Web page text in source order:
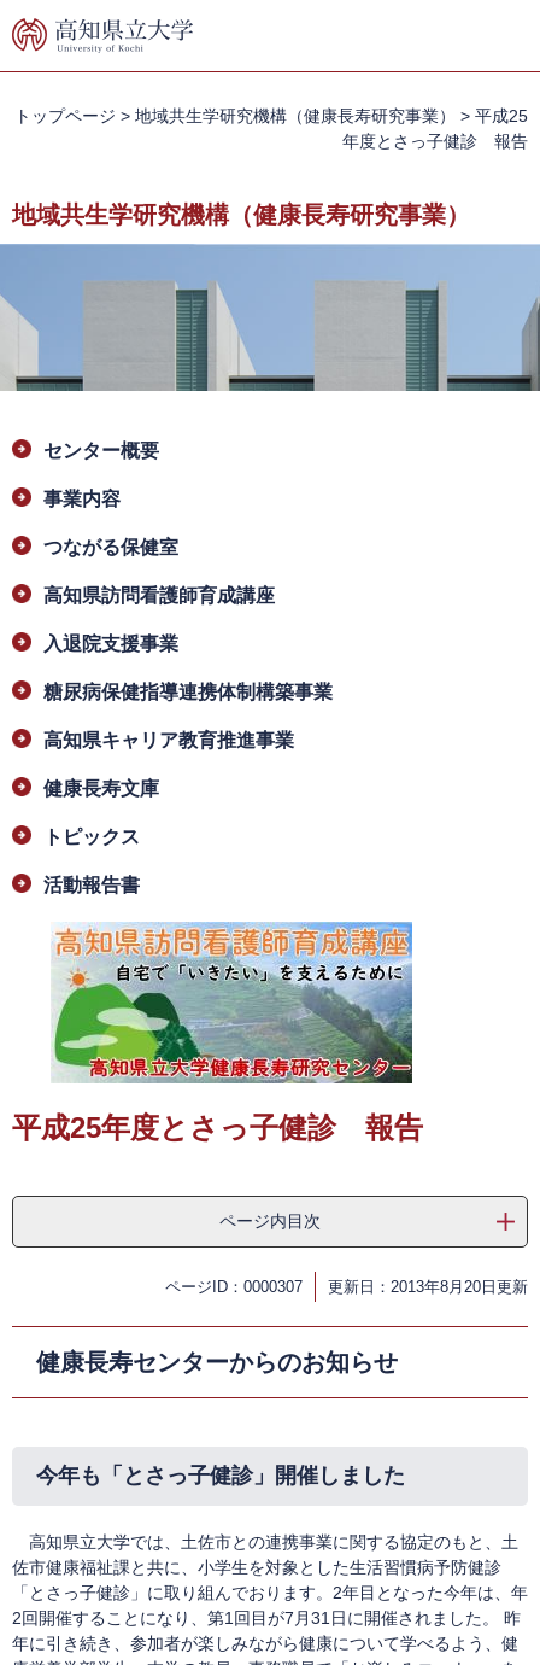
ー
ニ
て
本
へ
トップページ > 地域共生学研究機構（健康長寿研究事業） > 平成25
年度とさっ子健診 報告
地域共生学研究機構（健康長寿研究事業）
文
センター概要
事業内容
つながる保健室
高知県訪問看護師育成講座
入退院支援事業
糖尿病保健指導連携体制構築事業
高知県キャリア教育推進事業
健康長寿文庫
トピックス
活動報告書
平成25年度とさっ子健診 報告
ページ内目次
ページID：0000307 更新日：2013年8月20日更新
健康長寿センターからのお知らせ
今年も「とさっ子健診」開催しました
高知県立大学では、土佐市との連携事業に関する協定のもと、土
佐市健康福祉課と共に、小学生を対象とした生活習慣病予防健診
「とさっ子健診」に取り組んでおります。2年目となった今年は、年
2回開催することになり、第1回目が7月31日に開催されました。 昨
年に引き続き、参加者が楽しみながら健康について学べるよう、健